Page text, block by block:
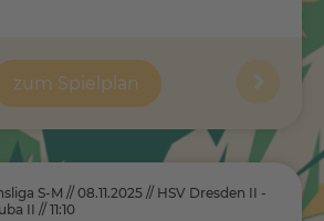
zum Spielplan
S-M // 08.11.2025 // HSV Dresden II -
II // 11:10